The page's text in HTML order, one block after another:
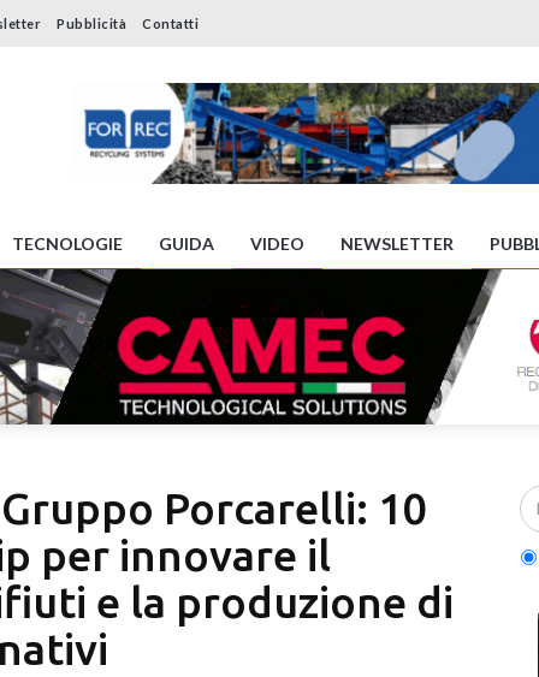
Pubblicità Contatti
TECNOLOGIE GUIDA VIDEO NEWSLETTER
Porcarelli: 10
per innovare il
e la produzione di